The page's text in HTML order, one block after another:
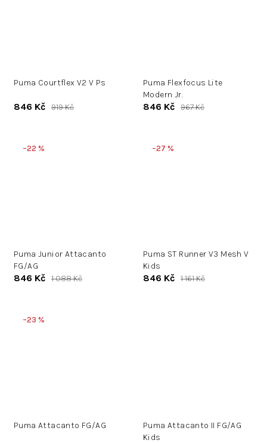
Puma Courtflex V2 V Ps
846 Kč 919 Kč
Puma Flexfocus Lite
Modern Jr.
846 Kč 967 Kč
–22 %
Puma Junior Attacanto
FG/AG
846 Kč 1 088 Kč
–27 %
Puma ST Runner V3 Mesh V
Kids
846 Kč 1 161 Kč
–23 %
Puma Attacanto FG/AG
Puma Attacanto II FG/AG
Kids